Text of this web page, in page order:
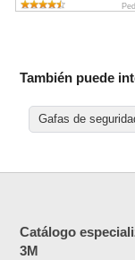
También puede
Gafas de
Catálogo
3M